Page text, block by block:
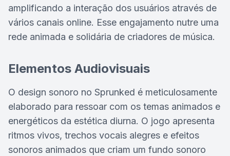
amplificando a interação dos usuários através de
vários canais online. Esse engajamento nutre uma
rede animada e solidária de criadores de música.
Elementos Audiovisuais
O design sonoro no Sprunked é meticulosamente
elaborado para ressoar com os temas animados e
energéticos da estética diurna. O jogo apresenta
ritmos vivos, trechos vocais alegres e efeitos
sonoros animados que criam um fundo sonoro